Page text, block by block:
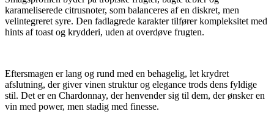
karameliserede citrusnoter, som balanceres af en diskret, men
velintegreret syre. Den fadlagrede karakter tilfører kompleksitet med
hints af toast og krydderi, uden at overdøve frugten.
Eftersmagen er lang og rund med en behagelig, let krydret
afslutning, der giver vinen struktur og elegance trods dens fyldige
stil. Det er en Chardonnay, der henvender sig til dem, der ønsker en
vin med power, men stadig med finesse.